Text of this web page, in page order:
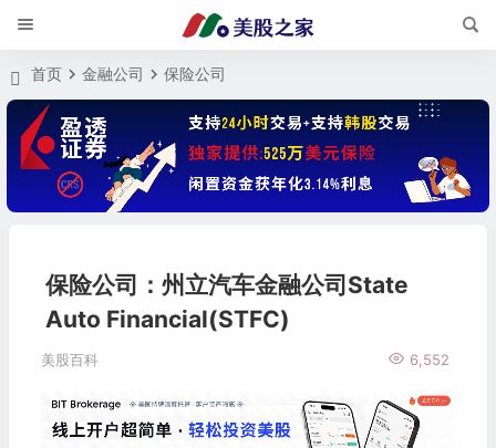
首页 金融公司 保险公司
保险公司：州立汽车金融公司State
Auto Financial(STFC)
美股百科 6,552